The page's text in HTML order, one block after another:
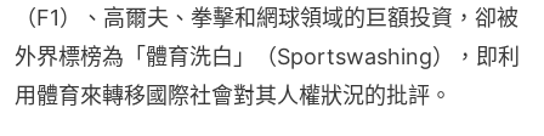
（F1）、高爾夫、拳擊和網球領域的巨額投資，卻被
外界標榜為「體育洗白」（Sportswashing），即利
用體育來轉移國際社會對其人權狀況的批評。